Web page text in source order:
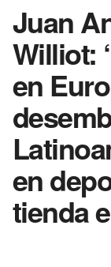
Juan
Williot:
en
en
tienda